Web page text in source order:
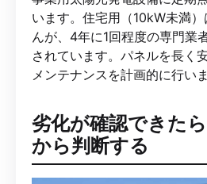
います。住宅用（10kW未満
んが、4年に1回程度の専門業
されています。パネルを長く
メンテナンスを計画的に行い
劣化が確認できた
から判断する